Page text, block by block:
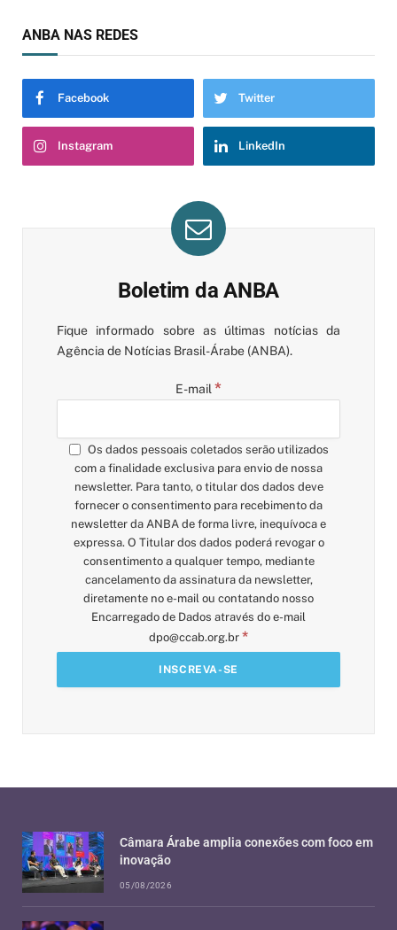
ANBA NAS REDES
Facebook Twitter
Instagram LinkedIn
Boletim da ANBA
Fique informado sobre as últimas notícias da
Agência de Notícias Brasil-Árabe (ANBA).
E-mail *
Os dados pessoais coletados serão utilizados
com a finalidade exclusiva para envio de nossa
newsletter. Para tanto, o titular dos dados deve
fornecer o consentimento para recebimento da
newsletter da ANBA de forma livre, inequívoca e
expressa. O Titular dos dados poderá revogar o
consentimento a qualquer tempo, mediante
cancelamento da assinatura da newsletter,
diretamente no e-mail ou contatando nosso
Encarregado de Dados através do e-mail
dpo@ccab.org.br *
Câmara Árabe amplia conexões com foco em
inovação
05/08/2026